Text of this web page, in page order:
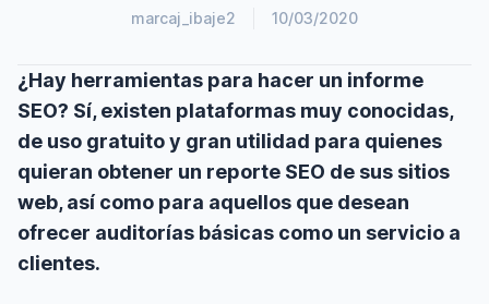
marcaj_ibaje2 10/03/2020
¿Hay herramientas para hacer un informe
SEO? Sí, existen plataformas muy conocidas,
de uso gratuito y gran utilidad para quienes
quieran obtener un reporte SEO de sus sitios
web, así como para aquellos que desean
ofrecer auditorías básicas como un servicio a
clientes.